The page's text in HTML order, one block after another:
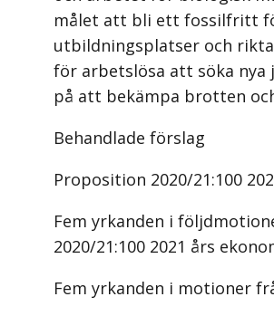
målet att bli ett fossilfritt
utbildningsplatser och
för arbetslösa att söka nya
på att bekämpa brotten
Behandlade förslag
Proposition 2020/21:100
Fem yrkanden i
2020/21:100 2021 års
Fem yrkanden i motioner